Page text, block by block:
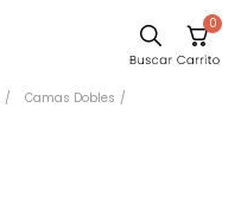
0
Camas Dobles